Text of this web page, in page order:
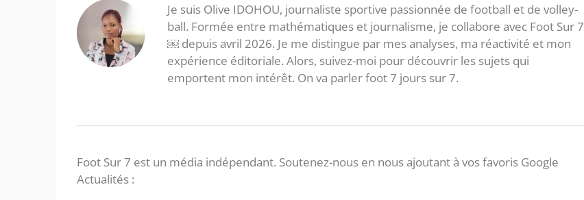
Je suis Olive IDOHOU, journaliste sportive passionnée de football et de volley-
ball. Formée entre mathématiques et journalisme, je collabore avec Foot Sur 7
￼ depuis avril 2026. Je me distingue par mes analyses, ma réactivité et mon
expérience éditoriale. Alors, suivez-moi pour découvrir les sujets qui
emportent mon intérêt. On va parler foot 7 jours sur 7.
Foot Sur 7 est un média indépendant. Soutenez-nous en nous ajoutant à vos favoris Google
Actualités :